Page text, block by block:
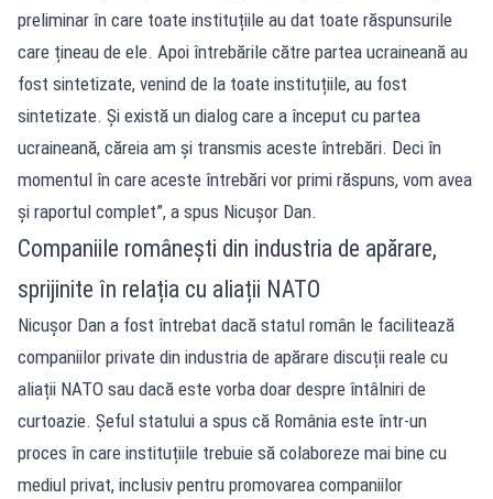
preliminar în care toate instituțiile au dat toate răspunsurile
care țineau de ele. Apoi întrebările către partea ucraineană au
fost sintetizate, venind de la toate instituțiile, au fost
sintetizate. Și există un dialog care a început cu partea
ucraineană, căreia am și transmis aceste întrebări. Deci în
momentul în care aceste întrebări vor primi răspuns, vom avea
și raportul complet”, a spus Nicușor Dan.
Companiile românești din industria de apărare,
sprijinite în relația cu aliații NATO
Nicușor Dan a fost întrebat dacă statul român le facilitează
companiilor private din industria de apărare discuții reale cu
aliații NATO sau dacă este vorba doar despre întâlniri de
curtoazie. Șeful statului a spus că România este într-un
proces în care instituțiile trebuie să colaboreze mai bine cu
mediul privat, inclusiv pentru promovarea companiilor